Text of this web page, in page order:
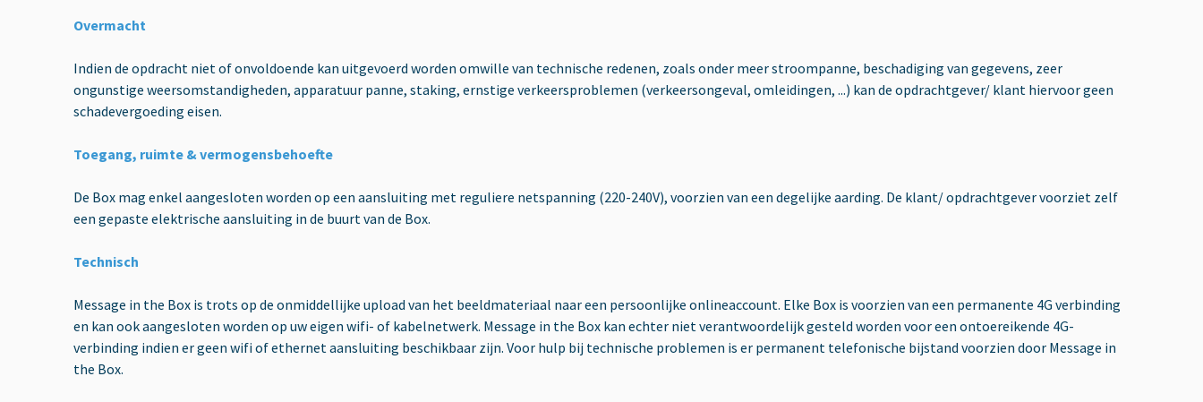
Overmacht
Indien de opdracht niet of onvoldoende kan uitgevoerd worden omwille van technische redenen, zoals onder meer stroompanne, beschadiging van gegevens, zeer
ongunstige weersomstandigheden, apparatuur panne, staking, ernstige verkeersproblemen (verkeersongeval, omleidingen, ...) kan de opdrachtgever/ klant hiervoor geen
schadevergoeding eisen.
Toegang, ruimte & vermogensbehoefte
De Box mag enkel aangesloten worden op een aansluiting met reguliere netspanning (220-240V), voorzien van een degelijke aarding. De klant/ opdrachtgever voorziet zelf
een gepaste elektrische aansluiting in de buurt van de Box.
Technisch
Message in the Box is trots op de onmiddellijke upload van het beeldmateriaal naar een persoonlijke onlineaccount. Elke Box is voorzien van een permanente 4G verbinding
en kan ook aangesloten worden op uw eigen wifi- of kabelnetwerk. Message in the Box kan echter niet verantwoordelijk gesteld worden voor een ontoereikende 4G-
verbinding indien er geen wifi of ethernet aansluiting beschikbaar zijn. Voor hulp bij technische problemen is er permanent telefonische bijstand voorzien door Message in
the Box.